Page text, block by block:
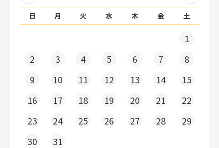
日 月 火 水 木 金 土
1
2
3 4 5 6 7
8
9
10 11 12 13 14
15
16
17 18 19 20 21
22
23
24 25 26 27 28
29
30
31